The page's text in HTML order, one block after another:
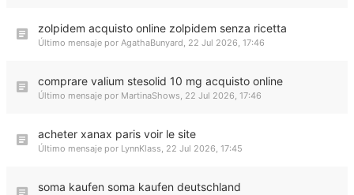
zolpidem acquisto online zolpidem senza ricetta
Último mensaje por AgathaBunyard, 22 Jul 2026, 17:46
comprare valium stesolid 10 mg acquisto online
Último mensaje por MartinaShows, 22 Jul 2026, 17:46
acheter xanax paris voir le site
Último mensaje por LynnKlass, 22 Jul 2026, 17:45
soma kaufen soma kaufen deutschland